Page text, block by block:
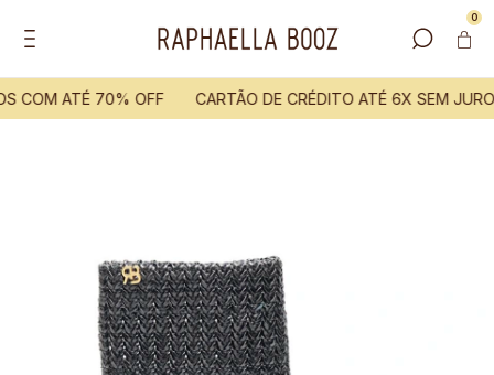
0
COM ATÉ 70% OFF CARTÃO DE CRÉDITO ATÉ 6X SEM